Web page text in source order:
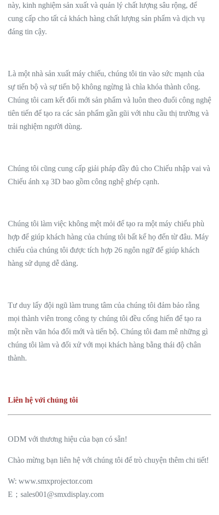
này, kinh nghiệm sản xuất và quản lý chất lượng sâu rộng, để
cung cấp cho tất cả khách hàng chất lượng sản phẩm và dịch vụ
đáng tin cậy.
Là một nhà sản xuất máy chiếu, chúng tôi tin vào sức mạnh của
sự tiến bộ và sự tiến bộ không ngừng là chìa khóa thành công.
Chúng tôi cam kết đổi mới sản phẩm và luôn theo đuổi công nghệ
tiên tiến để tạo ra các sản phẩm gần gũi với nhu cầu thị trường và
trải nghiệm người dùng.
Chúng tôi cũng cung cấp giải pháp đầy đủ cho Chiếu nhập vai và
Chiếu ánh xạ 3D bao gồm công nghệ ghép cạnh.
Chúng tôi làm việc không mệt mỏi để tạo ra một máy chiếu phù
hợp để giúp khách hàng của chúng tôi bất kể họ đến từ đâu. Máy
chiếu của chúng tôi được tích hợp 26 ngôn ngữ để giúp khách
hàng sử dụng dễ dàng.
Tư duy lấy đội ngũ làm trung tâm của chúng tôi đảm bảo rằng
mọi thành viên trong công ty chúng tôi đều cống hiến để tạo ra
một nền văn hóa đổi mới và tiến bộ. Chúng tôi đam mê những gì
chúng tôi làm và đối xử với mọi khách hàng bằng thái độ chân
thành.
Liên hệ với chúng tôi
ODM với thương hiệu của bạn có sẵn!
Chào mừng bạn liên hệ với chúng tôi để trò chuyện thêm chi tiết!
W: www.smxprojector.com
E；sales001@smxdisplay.com